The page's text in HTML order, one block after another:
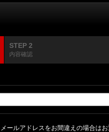
STEP 2
内容確認
メールアドレスをお間違えの場合は